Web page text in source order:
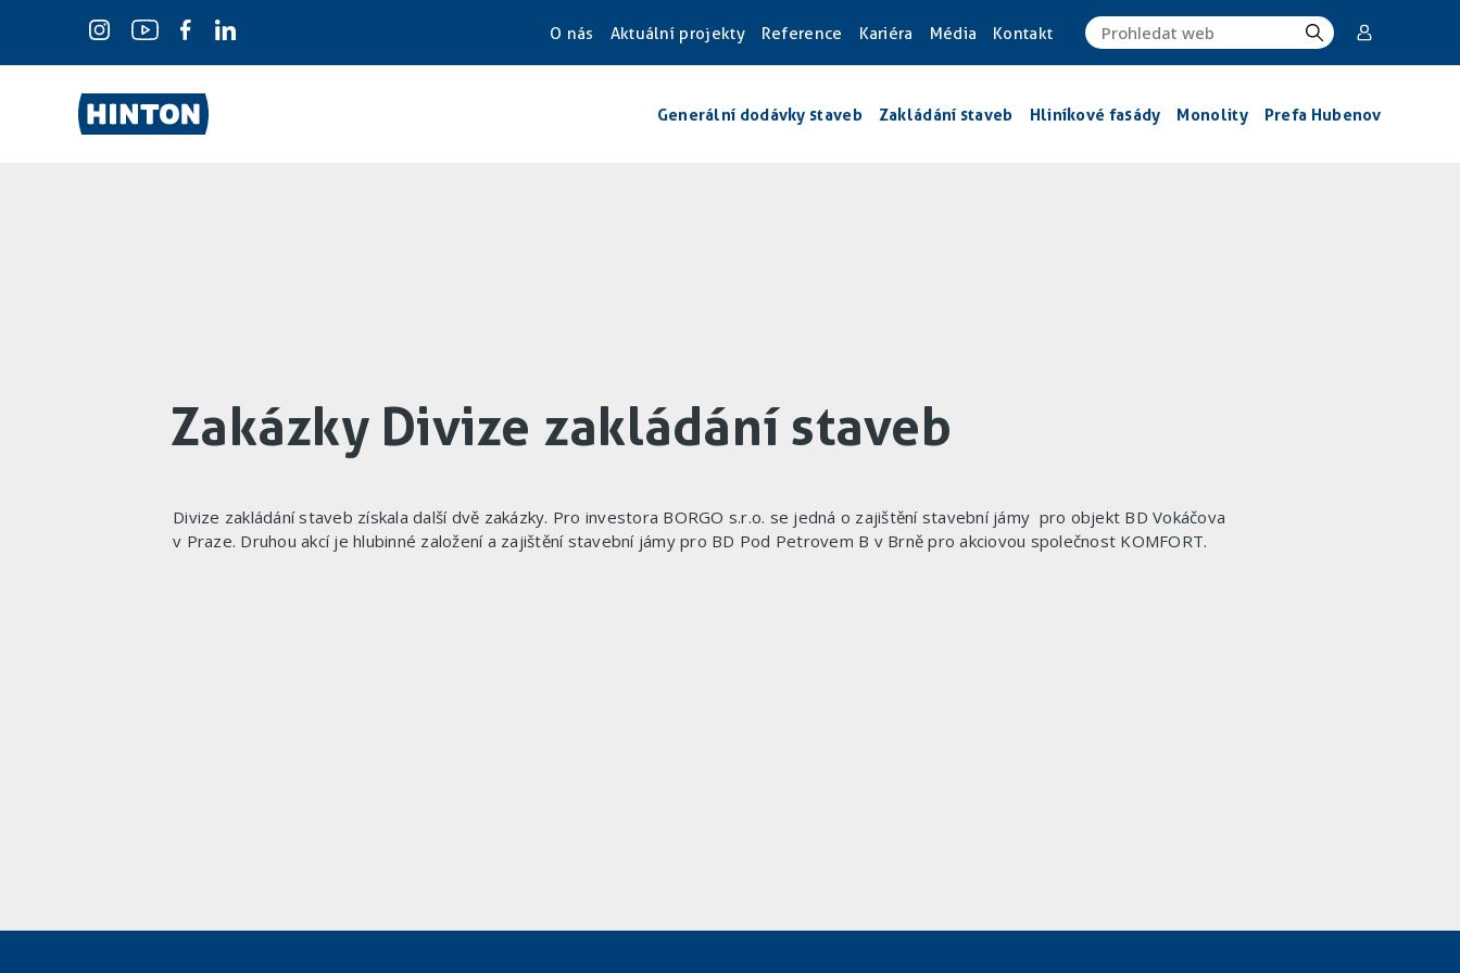
O nás Aktuální projekty Reference Kariéra Média Kontakt
Generální dodávky staveb Zakládání staveb Hliníkové fasády Monolity Prefa Hubenov
Zakázky Divize zakládání staveb
Divize zakládání staveb získala další dvě zakázky. Pro investora BORGO s.r.o. se jedná o zajištění stavební jámy pro objekt BD Vokáčova
v Praze. Druhou akcí je hlubinné založení a zajištění stavební jámy pro BD Pod Petrovem B v Brně pro akciovou společnost KOMFORT.